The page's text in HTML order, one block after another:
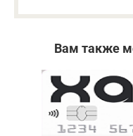
Вам также